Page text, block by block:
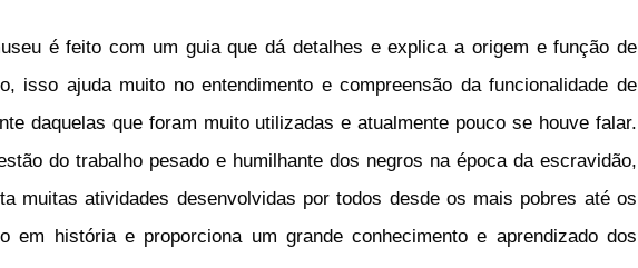
é feito com um guia que dá detalhes e explica a origem e função de
isso ajuda muito no entendimento e compreensão da funcionalidade de
daquelas que foram muito utilizadas e atualmente pouco se houve falar.
do trabalho pesado e humilhante dos negros na época da escravidão,
muitas atividades desenvolvidas por todos desde os mais pobres até os
em história e proporciona um grande conhecimento e aprendizado dos